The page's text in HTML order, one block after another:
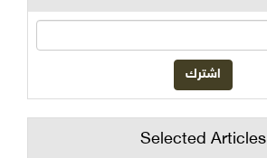
Selected Articles